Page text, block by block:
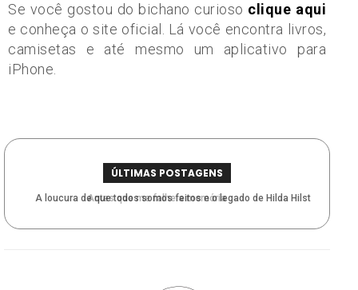
Se você gostou do bichano curioso clique aqui
e conheça o site oficial. Lá você encontra livros,
camisetas e até mesmo um aplicativo para
iPhone.
ÚLTIMAS POSTAGENS
Antes que me falhe a memória
A loucura de que todos somos feitos e o legado de Hilda Hilst